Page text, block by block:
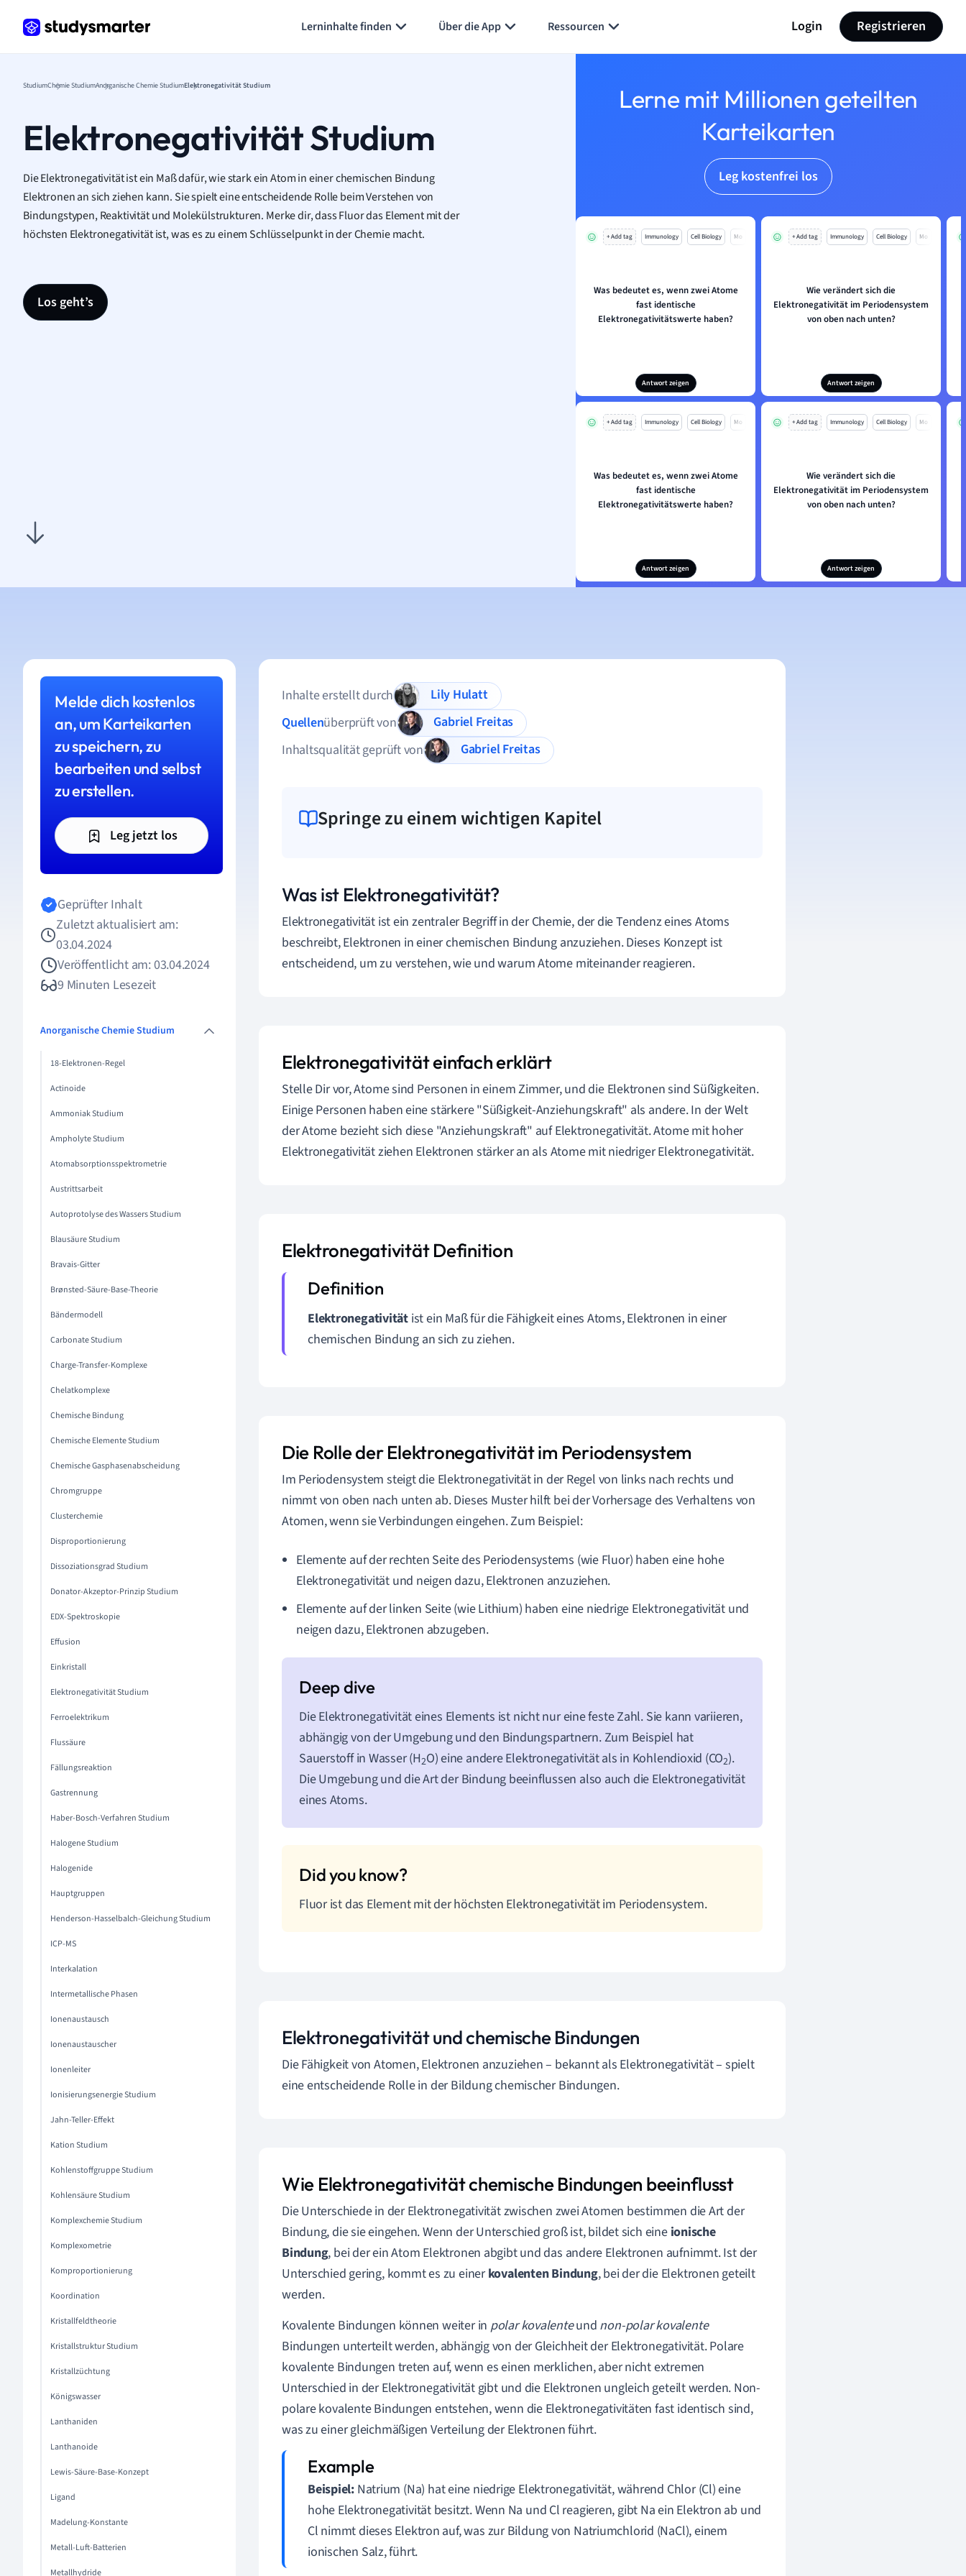
Lerninhalte finden Über die App Ressourcen Login Registrieren
StudiumChemie StudiumAnorganische Chemie StudiumElektronegativität Studium
Elektronegativität Studium
Die Elektronegativität ist ein Maß dafür, wie stark ein Atom in einer chemischen Bindung
Elektronen an sich ziehen kann. Sie spielt eine entscheidende Rolle beim Verstehen von
Bindungstypen, Reaktivität und Molekülstrukturen. Merke dir, dass Fluor das Element mit der
höchsten Elektronegativität ist, was es zu einem Schlüsselpunkt in der Chemie macht.
Los geht’s
Lerne mit Millionen geteilten
Karteikarten
Leg kostenfrei los
+ Add tag Immunology Cell Biology Mo
Was bedeutet es, wenn zwei Atome
fast identische
Elektronegativitätswerte haben?
Antwort zeigen
+ Add tag Immunology Cell Biology Mo
Wie verändert sich die
Elektronegativität im Periodensystem
von oben nach unten?
Antwort zeigen
+ Add tag Immunology Cell Biology Mo
Was bedeutet es, wenn zwei Atome
fast identische
Elektronegativitätswerte haben?
Antwort zeigen
+ Add tag Immunology Cell Biology Mo
Wie verändert sich die
Elektronegativität im Periodensystem
von oben nach unten?
Antwort zeigen
Melde dich kostenlos
an, um Karteikarten
zu speichern, zu
bearbeiten und selbst
zu erstellen.
Leg jetzt los
Geprüfter Inhalt
Zuletzt aktualisiert am:
03.04.2024
Veröffentlicht am: 03.04.2024
9 Minuten Lesezeit
Anorganische Chemie Studium
18-Elektronen-Regel
Actinoide
Ammoniak Studium
Ampholyte Studium
Atomabsorptionsspektrometrie
Austrittsarbeit
Autoprotolyse des Wassers Studium
Blausäure Studium
Bravais-Gitter
Brønsted-Säure-Base-Theorie
Bändermodell
Carbonate Studium
Charge-Transfer-Komplexe
Chelatkomplexe
Chemische Bindung
Chemische Elemente Studium
Chemische Gasphasenabscheidung
Chromgruppe
Clusterchemie
Disproportionierung
Dissoziationsgrad Studium
Donator-Akzeptor-Prinzip Studium
EDX-Spektroskopie
Effusion
Einkristall
Elektronegativität Studium
Ferroelektrikum
Flussäure
Fällungsreaktion
Gastrennung
Haber-Bosch-Verfahren Studium
Halogene Studium
Halogenide
Hauptgruppen
Henderson-Hasselbalch-Gleichung Studium
ICP-MS
Interkalation
Intermetallische Phasen
Ionenaustausch
Ionenaustauscher
Ionenleiter
Ionisierungsenergie Studium
Jahn-Teller-Effekt
Kation Studium
Kohlenstoffgruppe Studium
Kohlensäure Studium
Komplexchemie Studium
Komplexometrie
Komproportionierung
Koordination
Kristallfeldtheorie
Kristallstruktur Studium
Kristallzüchtung
Königswasser
Lanthaniden
Lanthanoide
Lewis-Säure-Base-Konzept
Ligand
Madelung-Konstante
Metall-Luft-Batterien
Metallhydride
Inhalte erstellt durch
Lily Hulatt
Quellenüberprüft von
Gabriel Freitas
Inhaltsqualität geprüft von
Gabriel Freitas
Springe zu einem wichtigen Kapitel
Was ist Elektronegativität?
Elektronegativität ist ein zentraler Begriff in der Chemie, der die Tendenz eines Atoms
beschreibt, Elektronen in einer chemischen Bindung anzuziehen. Dieses Konzept ist
entscheidend, um zu verstehen, wie und warum Atome miteinander reagieren.
Elektronegativität einfach erklärt
Stelle Dir vor, Atome sind Personen in einem Zimmer, und die Elektronen sind Süßigkeiten.
Einige Personen haben eine stärkere "Süßigkeit-Anziehungskraft" als andere. In der Welt
der Atome bezieht sich diese "Anziehungskraft" auf Elektronegativität. Atome mit hoher
Elektronegativität ziehen Elektronen stärker an als Atome mit niedriger Elektronegativität.
Elektronegativität Definition
Elektronegativität ist ein Maß für die Fähigkeit eines Atoms, Elektronen in einer
chemischen Bindung an sich zu ziehen.
Die Rolle der Elektronegativität im Periodensystem
Im Periodensystem steigt die Elektronegativität in der Regel von links nach rechts und
nimmt von oben nach unten ab. Dieses Muster hilft bei der Vorhersage des Verhaltens von
Atomen, wenn sie Verbindungen eingehen. Zum Beispiel:
Elemente auf der rechten Seite des Periodensystems (wie Fluor) haben eine hohe
Elektronegativität und neigen dazu, Elektronen anzuziehen.
Elemente auf der linken Seite (wie Lithium) haben eine niedrige Elektronegativität und
neigen dazu, Elektronen abzugeben.
Die Elektronegativität eines Elements ist nicht nur eine feste Zahl. Sie kann variieren,
abhängig von der Umgebung und den Bindungspartnern. Zum Beispiel hat
Sauerstoff in Wasser (H2O) eine andere Elektronegativität als in Kohlendioxid (CO2).
Die Umgebung und die Art der Bindung beeinflussen also auch die Elektronegativität
eines Atoms.
Fluor ist das Element mit der höchsten Elektronegativität im Periodensystem.
Elektronegativität und chemische Bindungen
Die Fähigkeit von Atomen, Elektronen anzuziehen – bekannt als Elektronegativität – spielt
eine entscheidende Rolle in der Bildung chemischer Bindungen.
Wie Elektronegativität chemische Bindungen beeinflusst
Die Unterschiede in der Elektronegativität zwischen zwei Atomen bestimmen die Art der
Bindung, die sie eingehen. Wenn der Unterschied groß ist, bildet sich eine ionische
Bindung, bei der ein Atom Elektronen abgibt und das andere Elektronen aufnimmt. Ist der
Unterschied gering, kommt es zu einerkovalenten Bindung, bei der die Elektronen geteilt
werden.
Kovalente Bindungen können weiter in polar kovalenteund non-polar kovalente
Bindungen unterteilt werden, abhängig von der Gleichheit der Elektronegativität. Polare
kovalente Bindungen treten auf, wenn es einen merklichen, aber nicht extremen
Unterschied in der Elektronegativität gibt und die Elektronen ungleich geteilt werden. Non-
polare kovalente Bindungen entstehen, wenn die Elektronegativitäten fast identisch sind,
was zu einer gleichmäßigen Verteilung der Elektronen führt.
Beispiel: Natrium (Na) hat eine niedrige Elektronegativität, während Chlor (Cl) eine
hohe Elektronegativität besitzt. Wenn Na und Cl reagieren, gibt Na ein Elektron ab und
Cl nimmt dieses Elektron auf, was zur Bildung von Natriumchlorid (NaCl), einem
ionischen Salz, führt.